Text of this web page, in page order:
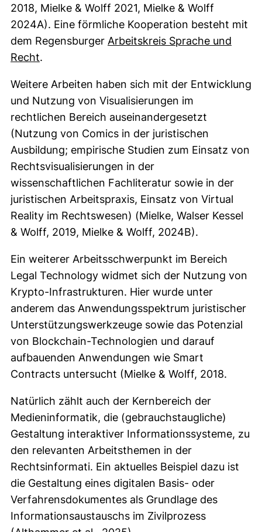
2018, Mielke & Wolff 2021, Mielke & Wolff
2024A). Eine förmliche Kooperation besteht mit
dem Regensburger Arbeitskreis Sprache und
Recht(externer Link, öffnet neues Fenster)
.
Weitere Arbeiten haben sich mit der Entwicklung
und Nutzung von Visualisierungen im
rechtlichen Bereich auseinandergesetzt
(Nutzung von Comics in der juristischen
Ausbildung; empirische Studien zum Einsatz von
Rechtsvisualisierungen in der
wissenschaftlichen Fachliteratur sowie in der
juristischen Arbeitspraxis, Einsatz von Virtual
Reality im Rechtswesen) (Mielke, Walser Kessel
& Wolff, 2019, Mielke & Wolff, 2024B).
Ein weiterer Arbeitsschwerpunkt im Bereich
Legal Technology widmet sich der Nutzung von
Krypto-Infrastrukturen. Hier wurde unter
anderem das Anwendungsspektrum juristischer
Unterstützungswerkzeuge sowie das Potenzial
von Blockchain-Technologien und darauf
aufbauenden Anwendungen wie Smart
Contracts untersucht (Mielke & Wolff, 2018.
Natürlich zählt auch der Kernbereich der
Medieninformatik, die (gebrauchstaugliche)
Gestaltung interaktiver Informationssysteme, zu
den relevanten Arbeitsthemen in der
Rechtsinformati. Ein aktuelles Beispiel dazu ist
die Gestaltung eines digitalen Basis- oder
Verfahrensdokumentes als Grundlage des
Informationsaustauschs im Zivilprozess